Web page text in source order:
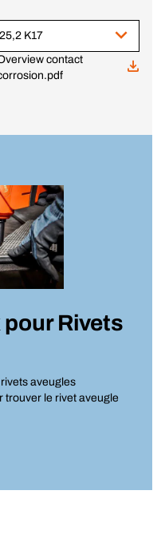
K17
contact
pourRivets
aveugles
trouver le rivet aveugle